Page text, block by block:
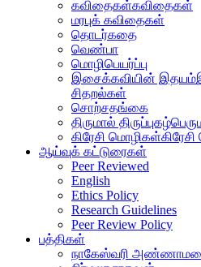
கவிதைகள்கவிதைகள்
மரபுக் கவிதைகள்
தொடர்கதை
வெண்பா
மொழிபெயர்ப்பு
இசைக்கவியின் இதயம்
சிதறல்கள்
சொற்சதங்கை
திருமால் திருப்புகழ்
கிரேசி மொழிகள்
ஆய்வுக் கட்டுரைகள்
Peer Reviewed
English
Ethics Policy
Research Guidelines
Peer Review Policy
பத்திகள்
நாகேஸ்வரி